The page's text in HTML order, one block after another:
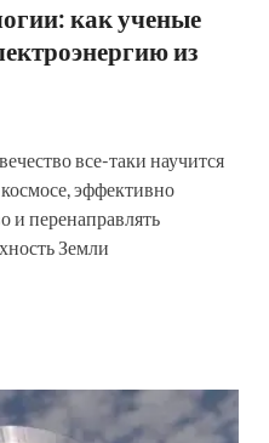
как ученые
из
все-таки научится
эффективно
и перенаправлять
Земли